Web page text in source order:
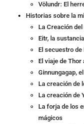
Völundr: El
Historias sobre la
La Creación
Eitr, la
El secuestro
El viaje de
Ginnungagap,
La creación de
La creación de
La forja de los
mágicos